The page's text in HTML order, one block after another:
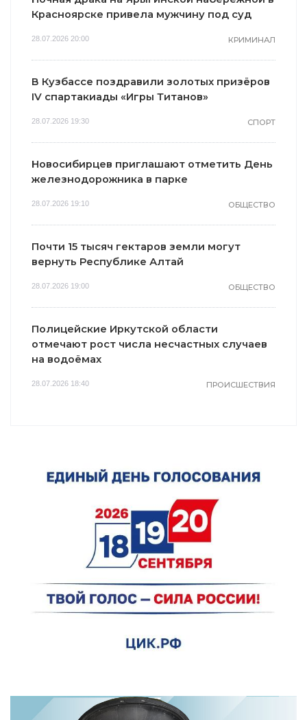
Красноярске привела мужчину под суд
28.07.2026 20:00 КРИМИНАЛ
В Кузбассе поздравили золотых призёров
IV спартакиады «Игры Титанов»
28.07.2026 19:30 СПОРТ
Новосибирцев приглашают отметить День
железнодорожника в парке
28.07.2026 19:10 ОБЩЕСТВО
Почти 15 тысяч гектаров земли могут
вернуть Республике Алтай
28.07.2026 19:00 ОБЩЕСТВО
Полицейские Иркутской области
отмечают рост числа несчастных случаев
на водоёмах
28.07.2026 18:40 ПРОИСШЕСТВИЯ